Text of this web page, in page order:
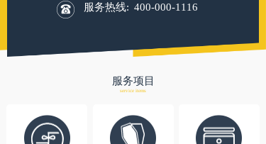
服务热线: 400-000-1116
服务项目
service items